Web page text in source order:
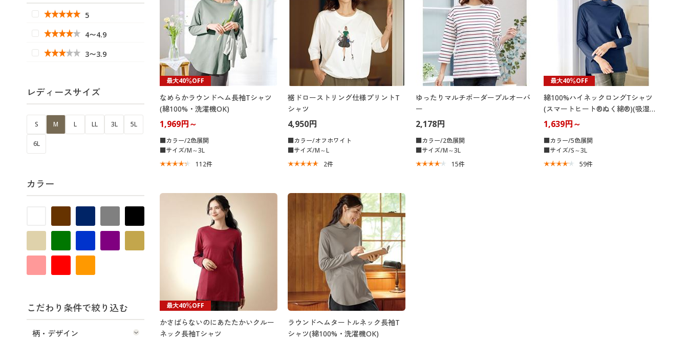
最大40％OFF
なめらかラウンドヘム長袖Tシャツ
(綿100%・洗濯機OK)
1,969円～
■カラー/2色展開
■サイズ/M～3L
112件
裾ドローストリング仕様プリントT
シャツ
4,950円
■カラー/オフホワイト
■サイズ/M～L
2件
ゆったりマルチボーダープルオーバ
ー
2,178円
■カラー/2色展開
■サイズ/M～3L
15件
最大40％OFF
綿100%ハイネックロングTシャツ
(スマートヒート®ぬく綿®)(吸湿発
熱)
1,639円～
■カラー/5色展開
■サイズ/S～3L
59件
最大40％OFF
かさばらないのにあたたかいクルー
ネック長袖Tシャツ
ラウンドヘムタートルネック長袖T
シャツ(綿100%・洗濯機OK)
5
4〜4.9
3〜3.9
レディースサイズ
S M L LL 3L 5L
6L
カラー
こだわり条件で絞り込む
柄・デザイン